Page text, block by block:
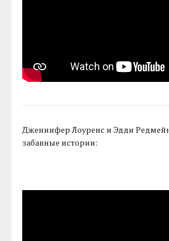
Дженнифер Лоуренс и Эдди
забавные истории: